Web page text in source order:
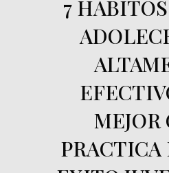
7
MEJOR
PRACTICA